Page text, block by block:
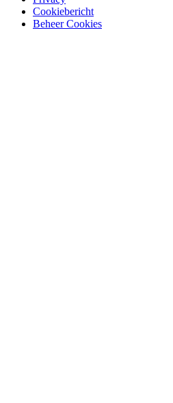
Cookiebericht
Beheer Cookies